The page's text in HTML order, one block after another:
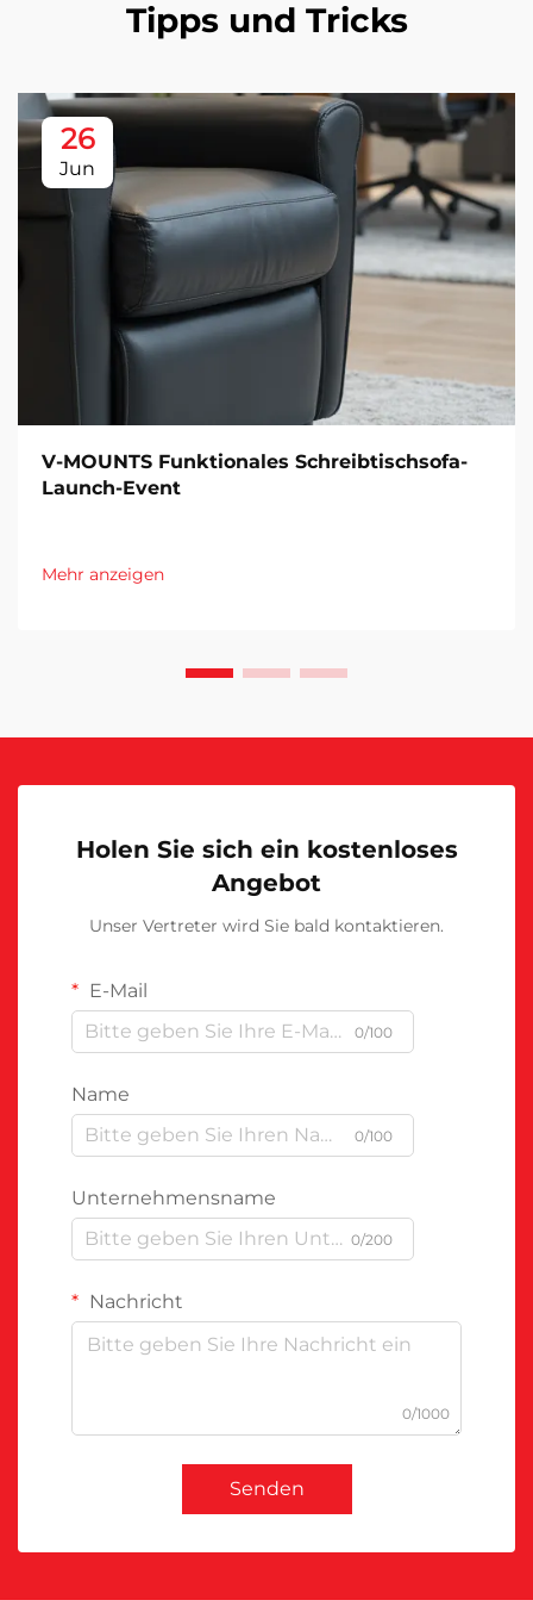
Tipps und Tricks
26
Jun
V-MOUNTS Funktionales Schreibtischsofa-
Launch-Event
Mehr anzeigen
Holen Sie sich ein kostenloses
Angebot
Unser Vertreter wird Sie bald kontaktieren.
E-Mail
0/100
Name
0/100
Unternehmensname
0/200
Nachricht
0/1000
Senden